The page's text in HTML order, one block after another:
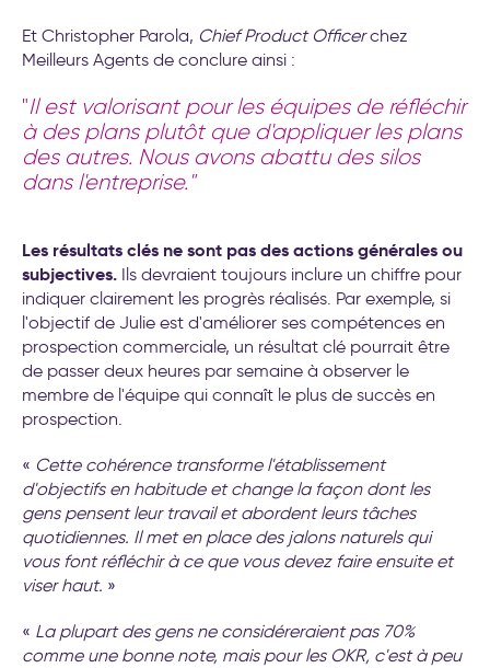
Et Christopher Parola, Chief Product Officerchez
Meilleurs Agents de conclure ainsi :
"Il est valorisant pour les équipes de réfléchir
à des plans plutôt que d'appliquer les plans
des autres. Nous avons abattu des silos
dans l'entreprise."
Les résultats clés ne sont pas des actions générales ou
subjectives. Ils devraient toujours inclure un chiffre pour
indiquer clairement les progrès réalisés. Par exemple, si
l'objectif de Julie est d'améliorer ses compétences en
prospection commerciale, un résultat clé pourrait être
de passer deux heures par semaine à observer le
membre de l'équipe qui connaît le plus de succès en
prospection.
« Cette cohérence transforme l'établissement
d'objectifs en habitude et change la façon dont les
gens pensent leur travail et abordent leurs tâches
quotidiennes. Il met en place des jalons naturels qui
vous font réfléchir à ce que vous devez faire ensuite et
viser haut. »
« La plupart des gens ne considéreraient pas 70%
comme une bonne note, mais pour les OKR, c'est à peu